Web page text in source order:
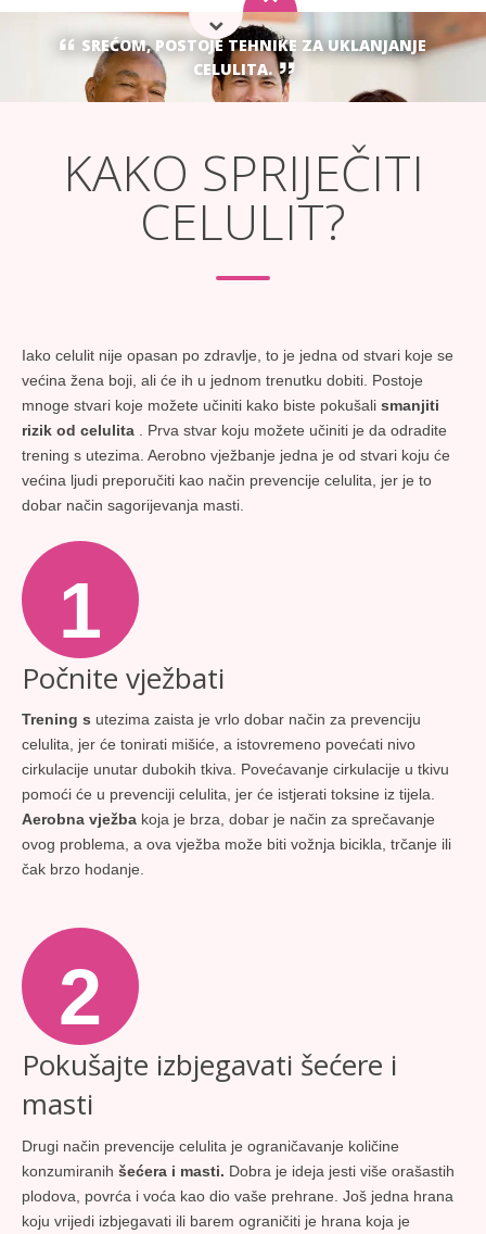
SREĆOM, POSTOJE TEHNIKE ZA UKLANJANJE
CELULITA.
KAKO SPRIJEČITI
CELULIT?
Iako celulit nije opasan po zdravlje, to je jedna od stvari koje se
većina žena boji, ali će ih u jednom trenutku dobiti. Postoje
mnoge stvari koje možete učiniti kako biste pokušali smanjiti
rizik od celulita . Prva stvar koju možete učiniti je da odradite
trening s utezima. Aerobno vježbanje jedna je od stvari koju će
većina ljudi preporučiti kao način prevencije celulita, jer je to
dobar način sagorijevanja masti.
1
Počnite vježbati
Trening s utezima zaista je vrlo dobar način za prevenciju
celulita, jer će tonirati mišiće, a istovremeno povećati nivo
cirkulacije unutar dubokih tkiva. Povećavanje cirkulacije u tkivu
pomoći će u prevenciji celulita, jer će istjerati toksine iz tijela.
Aerobna vježba koja je brza, dobar je način za sprečavanje
ovog problema, a ova vježba može biti vožnja bicikla, trčanje ili
čak brzo hodanje.
2
Pokušajte izbjegavati šećere i
masti
Drugi način prevencije celulita je ograničavanje količine
konzumiranih šećera i masti. Dobra je ideja jesti više orašastih
plodova, povrća i voća kao dio vaše prehrane. Još jedna hrana
koju vrijedi izbjegavati ili barem ograničiti je hrana koja je